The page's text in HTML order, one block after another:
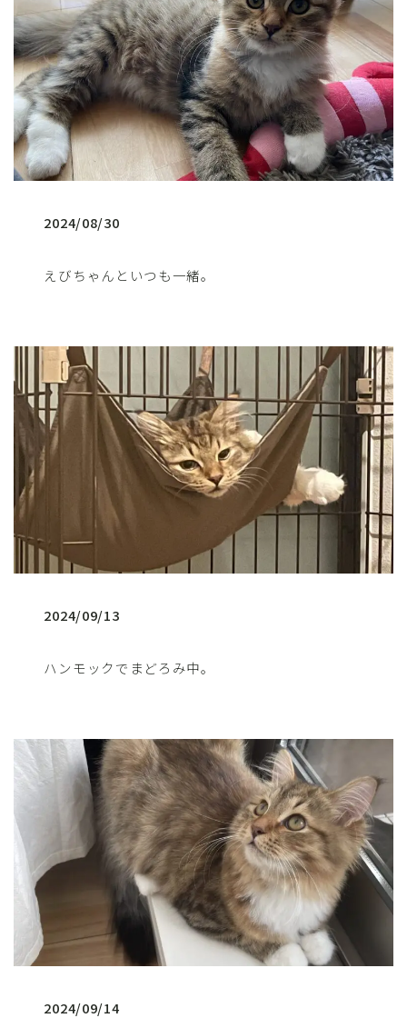
2024/08/30
えびちゃんといつも一緒。
2024/09/13
ハンモックでまどろみ中。
2024/09/14